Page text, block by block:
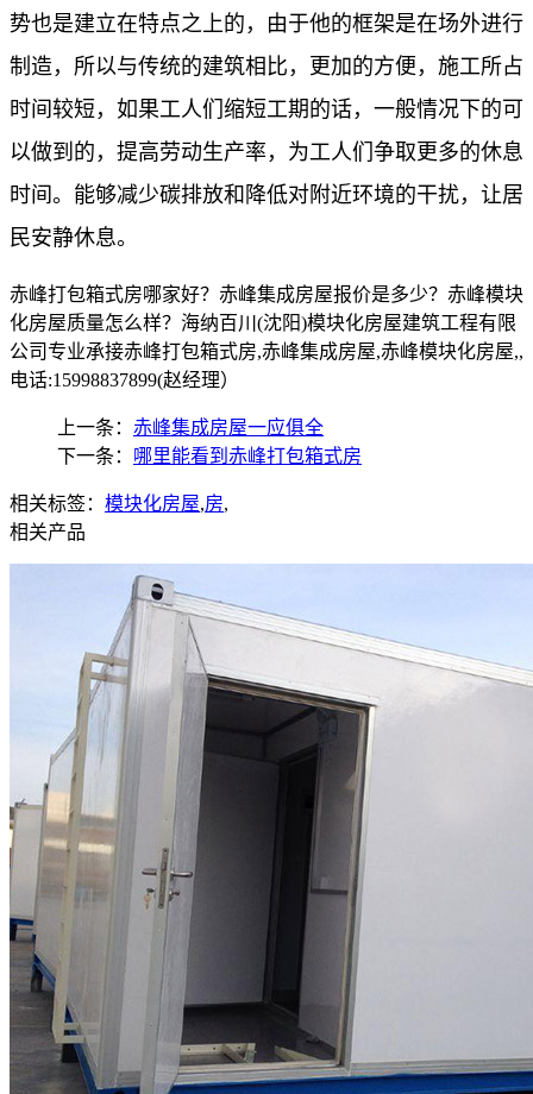
势也是建立在特点之上的，由于他的框架是在场外进行
制造，所以与传统的建筑相比，更加的方便，施工所占
时间较短，如果工人们缩短工期的话，一般情况下的可
以做到的，提高劳动生产率，为工人们争取更多的休息
时间。能够减少碳排放和降低对附近环境的干扰，让居
民安静休息。
赤峰打包箱式房哪家好？赤峰集成房屋报价是多少？赤峰模块
化房屋质量怎么样？海纳百川(沈阳)模块化房屋建筑工程有限
公司专业承接赤峰打包箱式房,赤峰集成房屋,赤峰模块化房屋,,
电话:15998837899(赵经理）
上一条： 赤峰集成房屋一应俱全
下一条： 哪里能看到赤峰打包箱式房
相关标签： 模块化房屋,房,
相关产品